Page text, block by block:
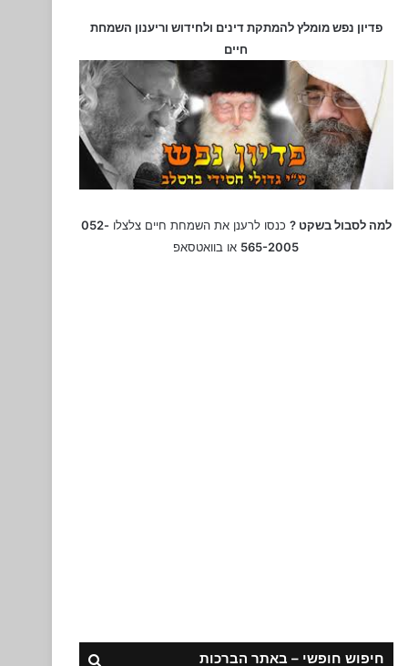
פדיון נפש מומלץ להמתקת דינים ולחידוש וריענון השמחת
חיים
למה לסבול בשקט ? כנסו לרענן את השמחת חיים צלצלו 052-
565-2005 או בוואטסאפ
חיפוש חופשי – באתר הברכות